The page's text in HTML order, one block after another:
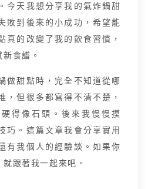
今天我想分享我的氣炸鍋甜
敗到後來的小成功，希望能
真的改變了我的飲食習慣，
食譜。
做甜點時，完全不知道從哪
，但很多都寫得不清不楚，
得像石頭。後來我慢慢摸
巧。這篇文章我會分享實用
有我個人的經驗談。如果你
跟著我一起來吧。